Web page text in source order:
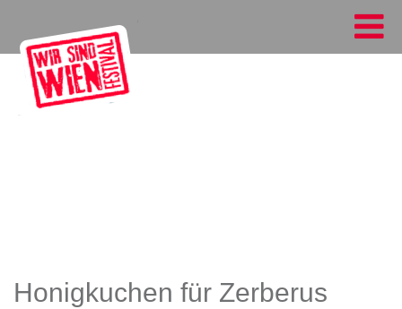
Honigkuchen für Zerberus